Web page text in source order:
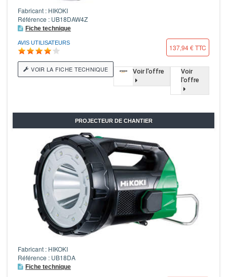
Fabricant : HIKOKI
Référence : UB18DAW4Z
Fiche technique
AVIS UTILISATEURS
137,94 € TTC
VOIR LA FICHE TECHNIQUE Voir l'offre
Voir
l'offre
PROJECTEUR DE CHANTIER
Fabricant : HIKOKI
Référence : UB18DA
Fiche technique